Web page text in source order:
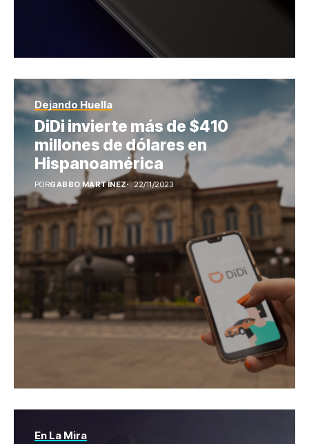
Dejando Huella
DiDi invierte más de $410
millones de dólares en
Hispanoamérica
PORGABBO MARTÍNEZ 22/11/2023
En La Mira